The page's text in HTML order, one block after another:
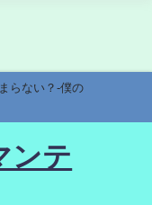
らない？-僕の
ンテ